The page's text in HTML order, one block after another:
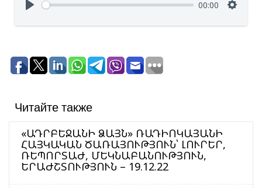
00:00
Читайте также
«ԱԴՐԲԵՋԱՆԻ ՁԱՅՆ» ՌԱԴԻՈԿԱՅԱՆԻ
ՀԱՅԿԱԿԱՆ ԾԱՌԱՅՈՒԹՅՈՒՆ՝ ԼՈՒՐԵՐ,
ՌԵՊՈՐՏԱԺ, ՄԵԿՆԱԲԱՆՈՒԹՅՈՒՆ,
ԵՐԱԺՇՏՈՒԹՅՈՒՆ – 19.12.22